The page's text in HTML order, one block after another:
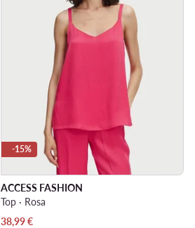
-15%
ACCESS FASHION
Top · Rosa
Aktueller Preis
38,99€